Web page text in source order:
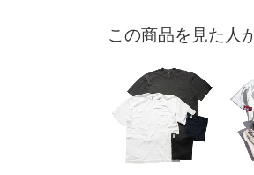
この商品を見た人